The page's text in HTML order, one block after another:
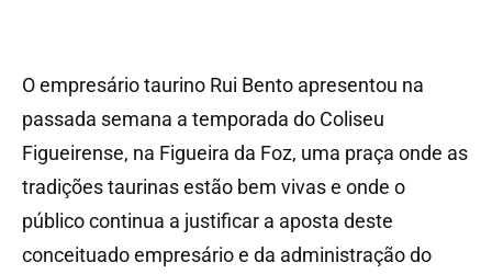
O empresário taurino Rui Bento apresentou na
passada semana a temporada do Coliseu
Figueirense, na Figueira da Foz, uma praça onde as
tradições taurinas estão bem vivas e onde o
público continua a justificar a aposta deste
conceituado empresário e da administração do